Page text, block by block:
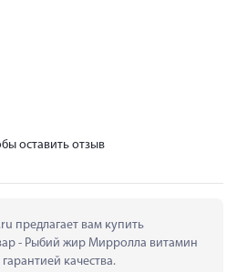
оставить отзыв
предлагает вам купить
- Рыбий жир Мирролла витамин
качества.